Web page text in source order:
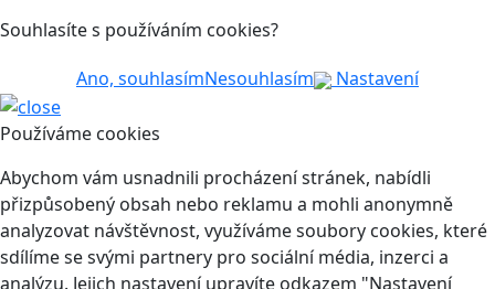
Souhlasíte s používáním cookies?
Ano, souhlasímNesouhlasím Nastavení
Používáme cookies
Abychom vám usnadnili procházení stránek, nabídli
přizpůsobený obsah nebo reklamu a mohli anonymně
analyzovat návštěvnost, využíváme soubory cookies, které
sdílíme se svými partnery pro sociální média, inzerci a
analýzu. Jejich nastavení upravíte odkazem "Nastavení